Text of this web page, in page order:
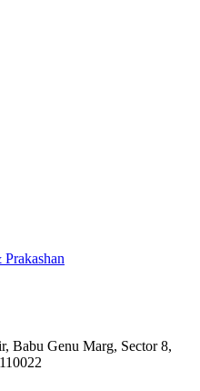
Babu Genu Marg, Sector 8,